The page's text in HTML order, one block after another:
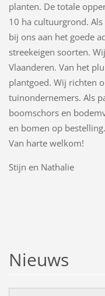
planten. De totale
10 ha cultuurgrond.
bij ons aan het goede
streekeigen soorten.
Vlaanderen. Van het
plantgoed. Wij richten
tuinondernemers. Als
boomschors en
en bomen op bestelling.
Van harte welkom!
Stijn en Nathalie
Nieuws